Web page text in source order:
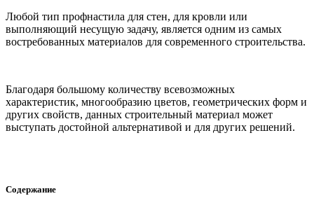
Любой тип профнастила для стен, для кровли или
выполняющий несущую задачу, является одним из самых
востребованных материалов для современного строительства.
Благодаря большому количеству всевозможных
характеристик, многообразию цветов, геометрических форм и
других свойств, данных строительный материал может
выступать достойной альтернативой и для других решений.
Содержание